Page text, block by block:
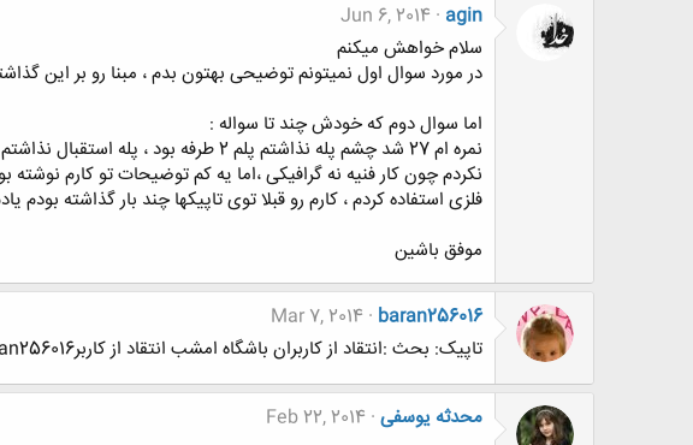
agin
Jun 6, 2014
سلام خواهش میکنم
در مورد سوال اول نمیتونم توضیحی بهتون بدم ، مبنا رو بر این
اما سوال دوم که خودش چند تا سواله :
نمره ام 27 شد چشم پله نذاشتم پلم 2
نکردم چون کار فنیه نه گرافیکی ،اما یه کم توضیحات تو کارم
فلزی استفاده کردم ، کارم رو قبلا توی تاپیکها چند بار گذاشته بودم
موفق باشین
baran256016
Mar 7, 2014
تاپیک: بحث :انتقاد از کاربران باشگاه امشب انتقاد از کاربرbaran256016(ندا) راس ساعت 8
محدثه یوسفی Feb 22, 2014